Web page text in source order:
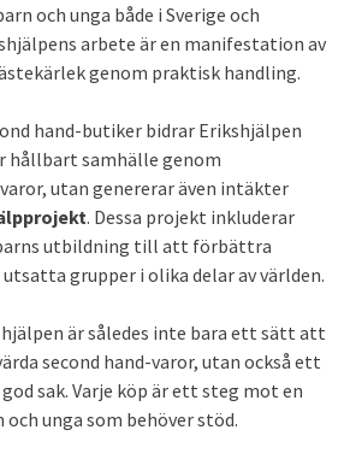
och unga både i Sverige och
arbete är en manifestation av
genom praktisk handling.
hand-butiker bidrar Erikshjälpen
samhälle genom
utan genererar även intäkter
. Dessa projekt inkluderar
utbildning till att förbättra
grupper i olika delar av världen.
är således inte bara ett sätt att
second hand-varor, utan också ett
sak. Varje köp är ett steg mot en
unga som behöver stöd.